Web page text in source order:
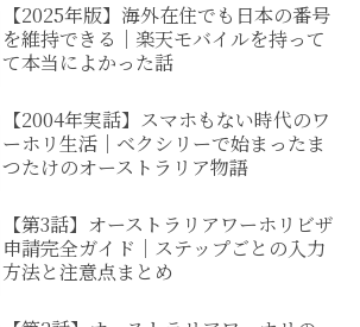
【2025年版】海外在住でも日本の番号
を維持できる｜楽天モバイルを持って
て本当によかった話
【2004年実話】スマホもない時代のワ
ーホリ生活｜ベクシリーで始まったま
つたけのオーストラリア物語
【第3話】オーストラリアワーホリビザ
申請完全ガイド｜ステップごとの入力
方法と注意点まとめ